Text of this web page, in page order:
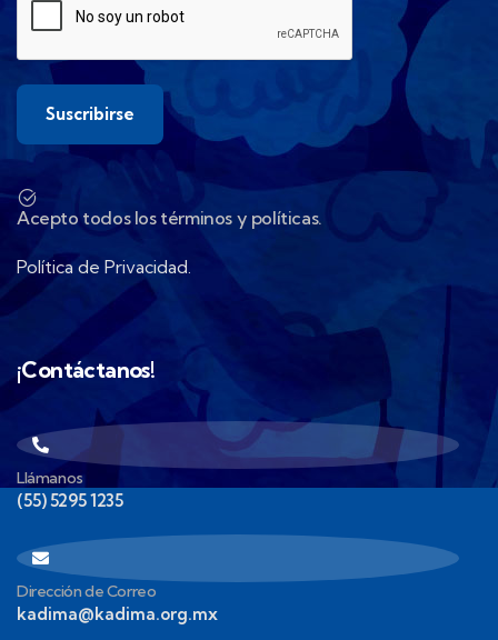
Acepto todos los términos y políticas.
Política de Privacidad.
¡Contáctanos!
Llámanos
(55) 5295 1235
Dirección de Correo
kadima@kadima.org.mx